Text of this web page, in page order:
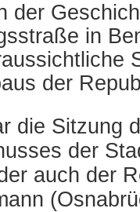
der
in
der
die Sitzung
der
auch der